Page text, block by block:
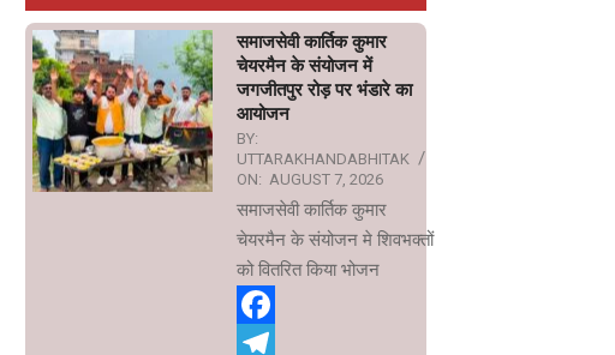
समाजसेवी कार्तिक कुमार
चेयरमैन के संयोजन में
जगजीतपुर रोड़ पर भंडारे का
आयोजन
BY:
UTTARAKHANDABHITAK
ON: AUGUST 7, 2026
समाजसेवी कार्तिक कुमार
चेयरमैन के संयोजन मे शिवभक्तों
को वितरित किया भोजन
Facebook